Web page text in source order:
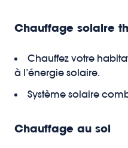
Chauffage solaire
Chauffez votre
à l’énergie solaire.
Système solaire
Chauffage au sol